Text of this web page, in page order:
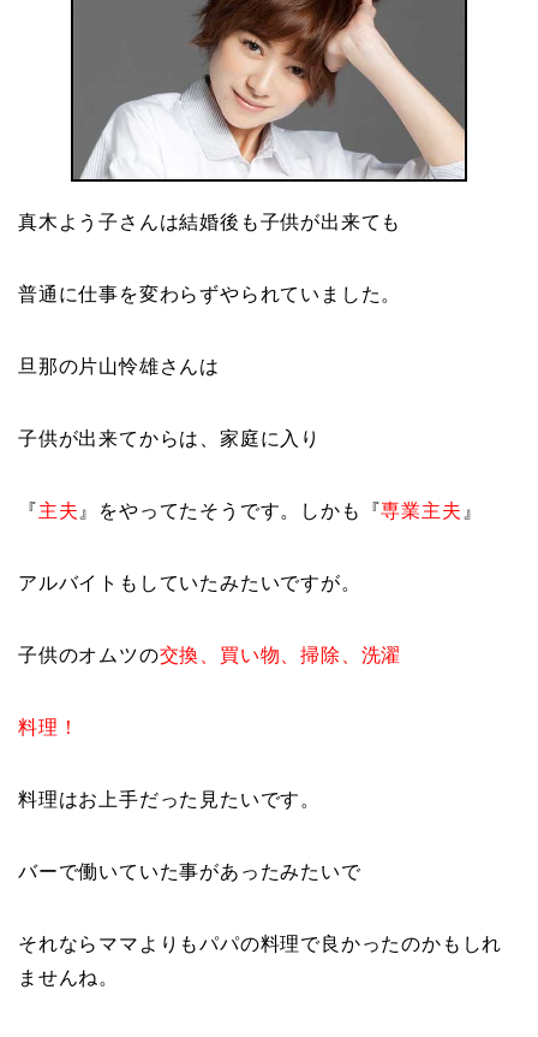
真木よう子さんは結婚後も子供が出来ても
普通に仕事を変わらずやられていました。
旦那の片山怜雄さんは
子供が出来てからは、家庭に入り
『主夫 』をやってたそうです。しかも『専業主夫 』
アルバイトもしていたみたいですが。
子供のオムツの交換、買い物、掃除、洗濯
料理！
料理はお上手だった見たいです。
バーで働いていた事があったみたいで
それならママよりもパパの料理で良かったのかもしれ
ませんね。